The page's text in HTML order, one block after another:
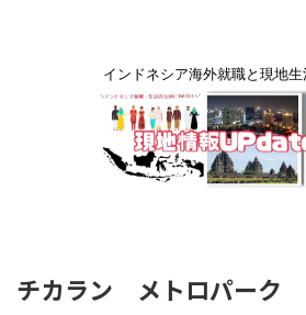
インドネシア海外就職と現地
チカラン メトロパーク